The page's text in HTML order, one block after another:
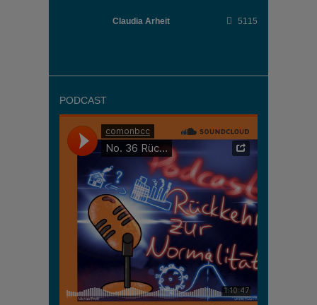
Claudia Arheit 5115
PODCAST